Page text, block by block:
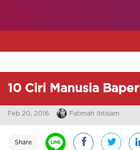
10 Ciri Manusia
Feb 20, 2016 Fatimah Ibtisam
Share